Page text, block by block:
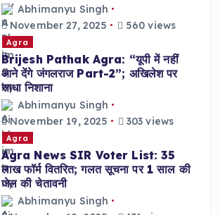
Abhimanyu Singh
November 27, 2025
560 views
Agra
Brijesh Pathak Agra: “यूपी में नहीं
आने देंगे जंगलराज Part-2”; अखिलेश पर
साधा निशाना
Abhimanyu Singh
November 19, 2025
303 views
Agra
Agra News SIR Voter List: 35
लाख फॉर्म वितरित; गलत सूचना पर 1 साल की
जेल की चेतावनी
Abhimanyu Singh